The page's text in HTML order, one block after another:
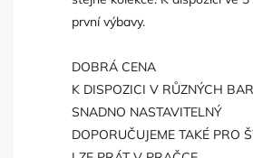
první výbavy.
DOBRÁ CENA
K DISPOZICI V RŮZNÝCH
SNADNO NASTAVITELNÝ
DOPORUČUJEME TAKÉ PRO